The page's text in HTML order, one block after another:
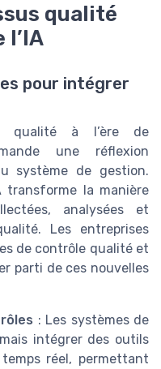
qualité
l’IA
pour intégrer
qualité à l’ère de
une réflexion
système de gestion.
transforme la manière
analysées et
Les entreprises
de contrôle qualité et
parti de ces nouvelles
: Les systèmes de
intégrer des outils
réel, permettant